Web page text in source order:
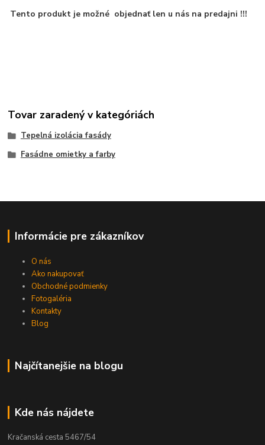
Tento produkt je možné objednať len u nás na predajni !!!
Tovar zaradený v kategóriách
Tepelná izolácia fasády
Fasádne omietky a farby
Informácie pre zákazníkov
O nás
Ako nakupovať
Obchodné podmienky
Fotogaléria
Kontakty
Blog
Najčítanejšie na blogu
Kde nás nájdete
Kračanská cesta 5467/54